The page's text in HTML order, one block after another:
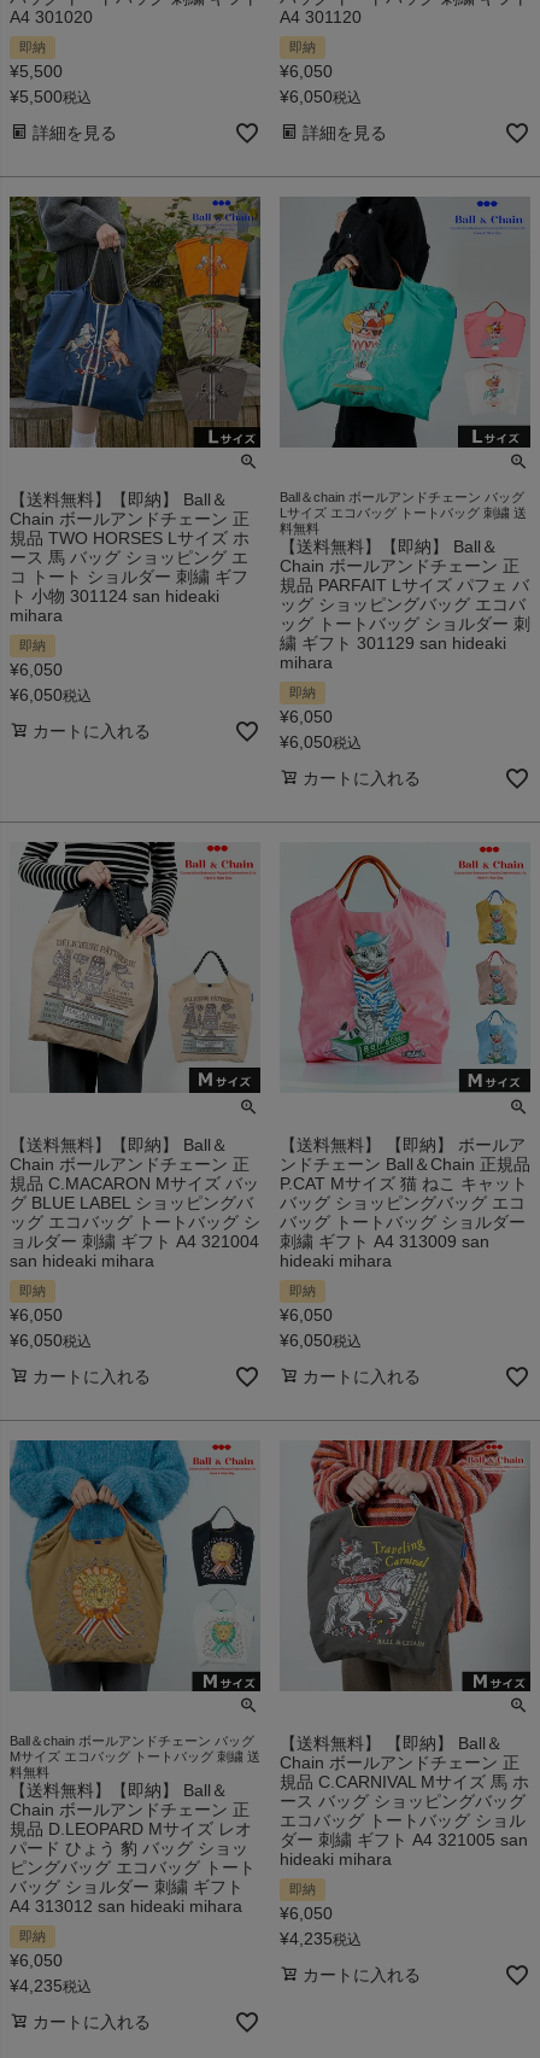
A4 301020
即納
¥5,500
¥5,500税込
詳細を見る
A4 301120
即納
¥6,050
¥6,050税込
詳細を見る
【送料無料】【即納】 Ball＆
Chain ボールアンドチェーン 正
規品 TWO HORSES Lサイズ ホ
ース 馬 バッグ ショッピング エ
コ トート ショルダー 刺繍 ギフ
ト 小物 301124 san hideaki
mihara
即納
¥6,050
¥6,050税込
カートに入れる
Ball＆chain ボールアンドチェーン バッグ
Lサイズ エコバッグ トートバッグ 刺繍 送
料無料
【送料無料】【即納】 Ball＆
Chain ボールアンドチェーン 正
規品 PARFAIT Lサイズ パフェ バ
ッグ ショッピングバッグ エコバ
ッグ トートバッグ ショルダー 刺
繍 ギフト 301129 san hideaki
mihara
即納
¥6,050
¥6,050税込
カートに入れる
【送料無料】【即納】 Ball＆
Chain ボールアンドチェーン 正
規品 C.MACARON Mサイズ バッ
グ BLUE LABEL ショッピングバ
ッグ エコバッグ トートバッグ シ
ョルダー 刺繍 ギフト A4 321004
san hideaki mihara
即納
¥6,050
¥6,050税込
カートに入れる
【送料無料】 【即納】 ボールア
ンドチェーン Ball＆Chain 正規品
P.CAT Mサイズ 猫 ねこ キャット
バッグ ショッピングバッグ エコ
バッグ トートバッグ ショルダー
刺繍 ギフト A4 313009 san
hideaki mihara
即納
¥6,050
¥6,050税込
カートに入れる
Ball＆chain ボールアンドチェーン バッグ
Mサイズ エコバッグ トートバッグ 刺繍 送
料無料
【送料無料】【即納】 Ball＆
Chain ボールアンドチェーン 正
規品 D.LEOPARD Mサイズ レオ
パード ひょう 豹 バッグ ショッ
ピングバッグ エコバッグ トート
バッグ ショルダー 刺繍 ギフト
A4 313012 san hideaki mihara
即納
¥6,050
¥4,235税込
カートに入れる
【送料無料】 【即納】 Ball＆
Chain ボールアンドチェーン 正
規品 C.CARNIVAL Mサイズ 馬 ホ
ース バッグ ショッピングバッグ
エコバッグ トートバッグ ショル
ダー 刺繍 ギフト A4 321005 san
hideaki mihara
即納
¥6,050
¥4,235税込
カートに入れる